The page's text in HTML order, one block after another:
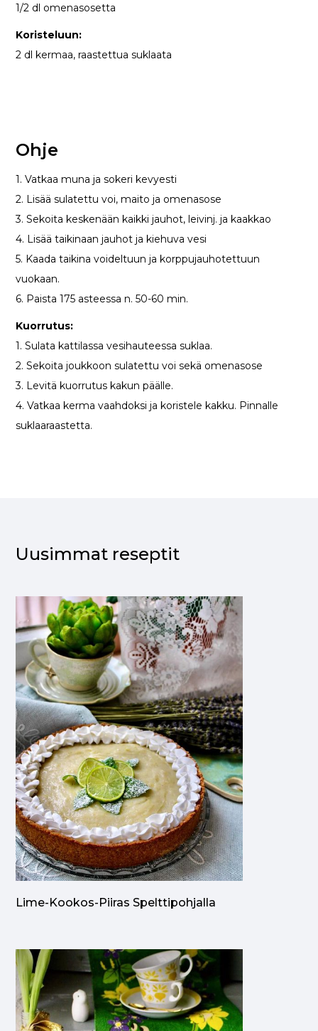
1/2 dl omenasosetta
Koristeluun:
2 dl kermaa, raastettua suklaata
Ohje
1. Vatkaa muna ja sokeri kevyesti
2. Lisää sulatettu voi, maito ja omenasose
3. Sekoita keskenään kaikki jauhot, leivinj. ja kaakkao
4. Lisää taikinaan jauhot ja kiehuva vesi
5. Kaada taikina voideltuun ja korppujauhotettuun
vuokaan.
6. Paista 175 asteessa n. 50-60 min.
Kuorrutus:
1. Sulata kattilassa vesihauteessa suklaa.
2. Sekoita joukkoon sulatettu voi sekä omenasose
3. Levitä kuorrutus kakun päälle.
4. Vatkaa kerma vaahdoksi ja koristele kakku. Pinnalle
suklaaraastetta.
Uusimmat reseptit
Lime-Kookos-Piiras Spelttipohjalla